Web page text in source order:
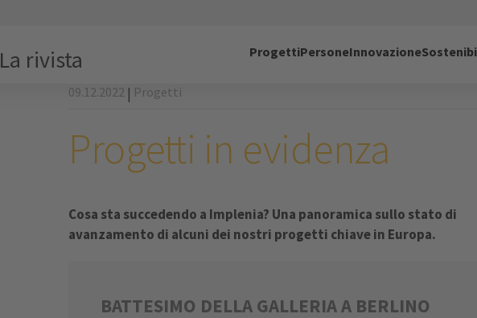
La rivista ProgettiPersoneInnovazione
09.12.2022 | Progetti
Progetti in evidenza
Cosa sta succedendo a Implenia? Una panoramica sullo stato di
avanzamento di alcuni dei nostri progetti chiave in Europa.
BATTESIMO DELLA GALLERIA A BERLINO